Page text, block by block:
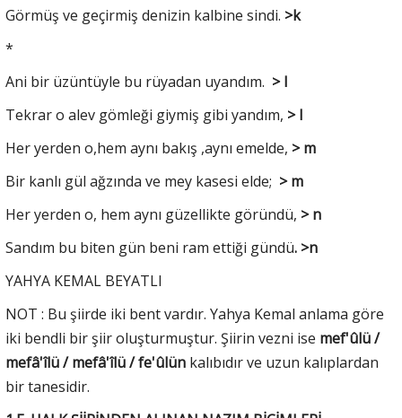
Görmüş ve geçirmiş denizin kalbine sindi. >k
*
Ani bir üzüntüyle bu rüyadan uyandım. > l
Tekrar o alev gömleği giymiş gibi yandım, > l
Her yerden o,hem aynı bakış ,aynı emelde, > m
Bir kanlı gül ağzında ve mey kasesi elde; > m
Her yerden o, hem aynı güzellikte göründü, > n
Sandım bu biten gün beni ram ettiği gündü. >n
YAHYA KEMAL BEYATLI
NOT : Bu şiirde iki bent vardır. Yahya Kemal anlama göre
iki bendli bir şiir oluşturmuştur. Şiirin vezni ise mef'ûlü /
mefâ'îlü / mefâ'îlü / fe'ûlün kalıbıdır ve uzun kalıplardan
bir tanesidir.